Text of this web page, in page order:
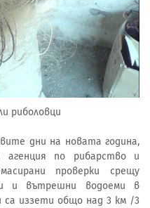
риболовци
дни на новата година,
агенция по рибарство и
проверки срещу
и вътрешни водоеми в
иззети общо над 3 км /3